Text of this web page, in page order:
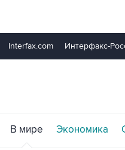
Interfax.com Интерфакс-
В мире Экономика